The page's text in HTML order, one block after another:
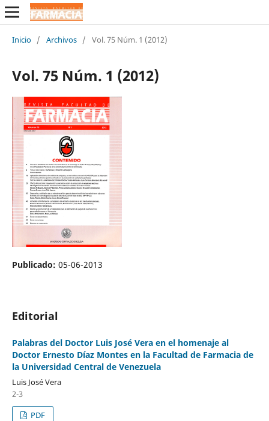
Inicio / Archivos / Vol. 75 Núm. 1 (2012)
Vol. 75 Núm. 1 (2012)
Publicado: 05-06-2013
Editorial
Palabras del Doctor Luis José Vera en el homenaje al
Doctor Ernesto Díaz Montes en la Facultad de Farmacia de
la Universidad Central de Venezuela
Luis José Vera
2-3
PDF